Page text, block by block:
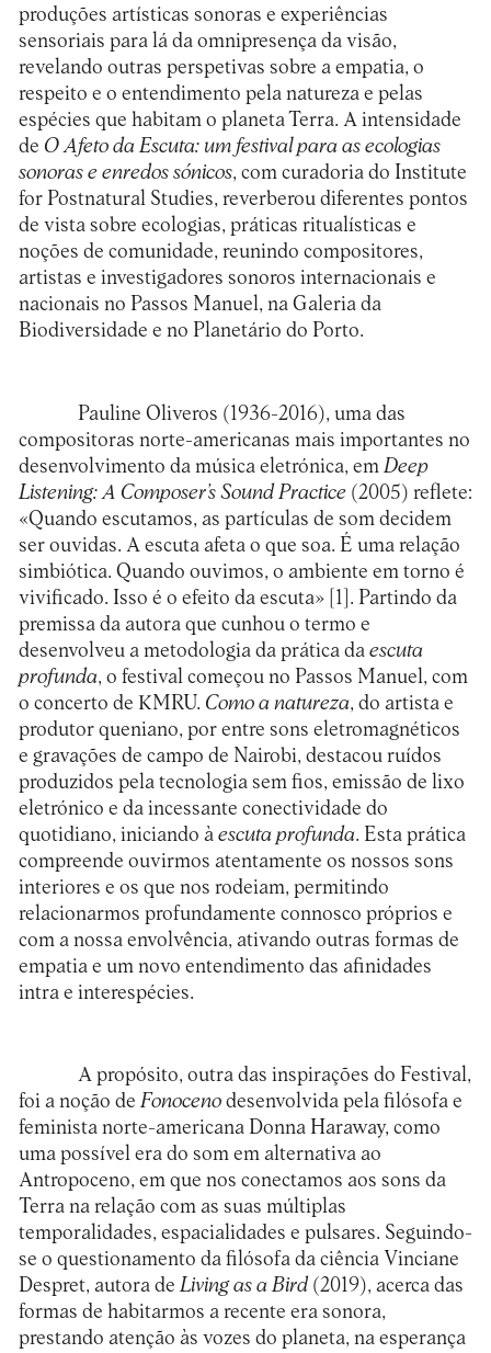
produções artísticas sonoras e experiências
sensoriais para lá da omnipresença da visão,
revelando outras perspetivas sobre a empatia, o
respeito e o entendimento pela natureza e pelas
espécies que habitam o planeta Terra. A intensidade
de O Afeto da Escuta: um festival para as ecologias
sonoras e enredos sónicos, com curadoria do Institute
for Postnatural Studies, reverberou diferentes pontos
de vista sobre ecologias, práticas ritualísticas e
noções de comunidade, reunindo compositores,
artistas e investigadores sonoros internacionais e
nacionais no Passos Manuel, na Galeria da
Biodiversidade e no Planetário do Porto.
Pauline Oliveros (1936-2016), uma das
compositoras norte-americanas mais importantes no
desenvolvimento da música eletrónica, em Deep
Listening: A Composer’s Sound Practice(2005) reflete:
«Quando escutamos, as partículas de som decidem
ser ouvidas. A escuta afeta o que soa. É uma relação
simbiótica. Quando ouvimos, o ambiente em torno é
vivificado. Isso é o efeito da escuta» [1]. Partindo da
premissa da autora que cunhou o termo e
desenvolveu a metodologia da prática da escuta
profunda, o festival começou no Passos Manuel, com
o concerto de KMRU. Como a natureza, do artista e
produtor queniano, por entre sons eletromagnéticos
e gravações de campo de Nairobi, destacou ruídos
produzidos pela tecnologia sem fios, emissão de lixo
eletrónico e da incessante conectividade do
quotidiano, iniciando à escuta profunda. Esta prática
compreende ouvirmos atentamente os nossos sons
interiores e os que nos rodeiam, permitindo
relacionarmos profundamente connosco próprios e
com a nossa envolvência, ativando outras formas de
empatia e um novo entendimento das afinidades
intra e interespécies.
A propósito, outra das inspirações do Festival,
foi a noção deFonocenodesenvolvida pela filósofa e
feminista norte-americana Donna Haraway, como
uma possível era do som em alternativa ao
Antropoceno, em que nos conectamos aos sons da
Terra na relação com as suas múltiplas
temporalidades, espacialidades e pulsares. Seguindo-
se o questionamento da filósofa da ciência Vinciane
Despret, autora deLiving as a Bird(2019), acerca das
formas de habitarmos a recente era sonora,
prestando atenção às vozes do planeta, na esperança